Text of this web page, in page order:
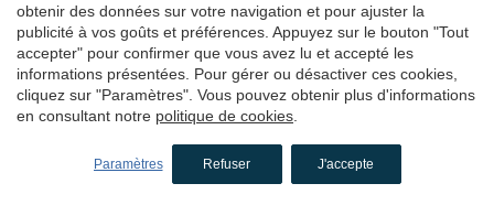
Recevez nos promotions par email
Envoyer
obtenir des données sur votre navigation et pour ajuster la
publicité à vos goûts et préférences. Appuyez sur le bouton "Tout
accepter" pour confirmer que vous avez lu et accepté les
informations présentées. Pour gérer ou désactiver ces cookies,
cliquez sur "Paramètres". Vous pouvez obtenir plus d'informations
en consultant notre politique de cookies
Paramètres Refuser J'accepte